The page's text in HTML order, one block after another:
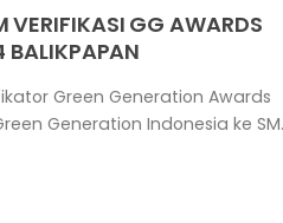
VERIFIKASI GG AWARDS
BALIKPAPAN
Green Generation Awards
Generation Indonesia ke